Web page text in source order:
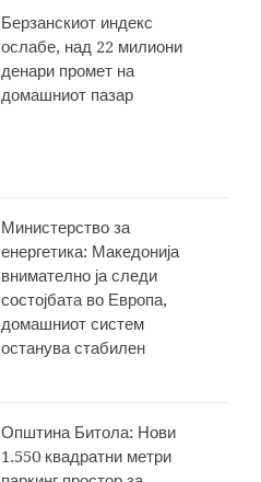
Берзанскиот индекс
ослабе, над 22 милиони
денари промет на
домашниот пазар
Министерство за
енергетика: Македонија
внимателно ја следи
состојбата во Европа,
домашниот систем
останува стабилен
Општина Битола: Нови
1.550 квадратни метри